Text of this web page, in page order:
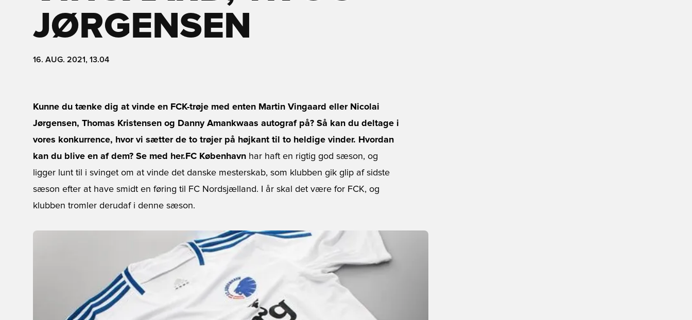
JØRGENSEN
16. AUG. 2021, 13.04
Kunne du tænke dig at vinde en FCK-trøje med enten Martin Vingaard eller Nicolai
Jørgensen, Thomas Kristensen og Danny Amankwaas autograf på? Så kan du deltage i
vores konkurrence, hvor vi sætter de to trøjer på højkant til to heldige vinder. Hvordan
kan du blive en af dem? Se med her. FC København har haft en rigtig god sæson, og
ligger lunt til i svinget om at vinde det danske mesterskab, som klubben gik glip af sidste
sæson efter at have smidt en føring til FC Nordsjælland. I år skal det være for FCK, og
klubben tromler derudaf i denne sæson.